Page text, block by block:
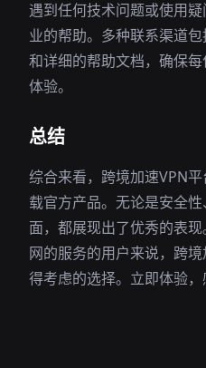
遇到任何技术问题或使用
业的帮助。多种联系渠道
和详细的帮助文档，确保
体验。
总结
综合来看，跨境加速VPN
载官方产品。无论是安全
面，都展现出了优秀的表
网的服务的用户来说，跨
得考虑的选择。立即体验，